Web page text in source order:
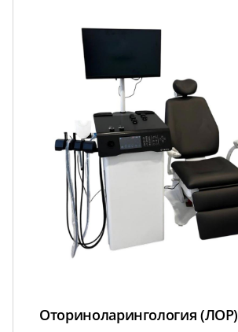
Оториноларингология (ЛОР)